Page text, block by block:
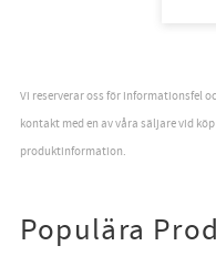
Vi reserverar oss för informationsfel
kontakt med en av våra säljare vid
produktinformation.
Populära